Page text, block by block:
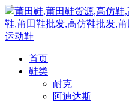
莆田鞋,莆田鞋货源,高仿鞋
鞋,莆田鞋批发,高仿鞋批发,
运动鞋
首页
鞋类
耐克
阿迪达斯